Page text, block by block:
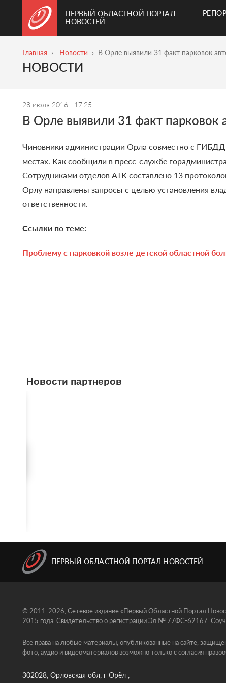
ПЕРВЫЙ ОБЛАСТНОЙ ПОРТАЛ
НОВОСТЕЙ
Главная Новости В Орле выявили 31 факт парковок
НОВОСТИ
28 июля 2016 17:25
В Орле выявили 31 факт парковок
Чиновники администрации Орла совместно с
местах. Как сообщили в пресс-службе
Сотрудниками отделов АТК составлено 13
Орлу направлены запросы с целью установления
ответственности.
Ссылки по теме:
Проблему с парковкой возле детской областной
Новости партнеров
ПЕРВЫЙ ОБЛАСТНОЙ ПОРТАЛ НОВОСТЕЙ
© 2011-2026, Сетевое издание «Первый Областной Портал
2015 года. Свидетельство о регистрации Эл № 77ФС-62167.
Все права на любые материалы, опубликованные на сайте,
фото, аудио и видеоматериалов возможно только с согласия
302028, Орловская обл, г Орёл ,